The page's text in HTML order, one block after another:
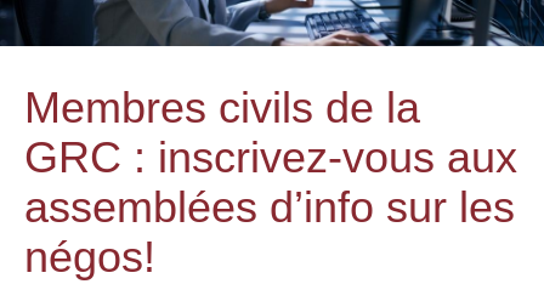
Membres civils de la
GRC : inscrivez-vous aux
assemblées d’info sur les
négos!